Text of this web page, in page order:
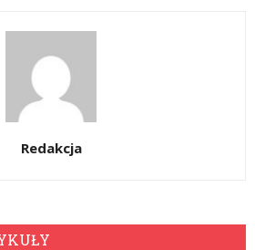
Redakcja